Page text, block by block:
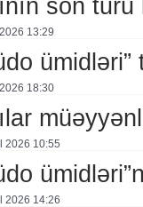
son
13:29
ümidləri”
18:30
2026 10:55
2026 14:26